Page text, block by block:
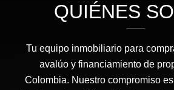
QUIÉNES
Tu equipo inmobiliario para
avalúo y financiamiento de
Colombia. Nuestro compromiso